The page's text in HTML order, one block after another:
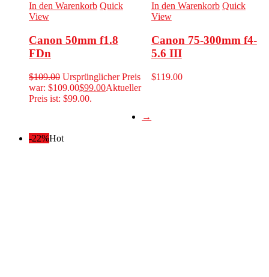
In den Warenkorb Quick
View
Canon 50mm f1.8
FDn
$109.00 Ursprünglicher Preis
war: $109.00$99.00Aktueller
Preis ist: $99.00.
In den Warenkorb Quick
View
Canon 75-300mm f4-
5.6 III
$119.00
-22%Hot
→